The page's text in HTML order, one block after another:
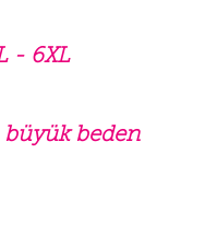
- 6XL
büyük beden